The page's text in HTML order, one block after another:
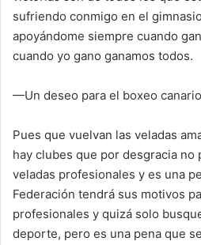
sufriendo conmigo en el
apoyándome siempre cuando
cuando yo gano ganamos todos.
—Un deseo para el boxeo
Pues que vuelvan las veladas
hay clubes que por desgracia
veladas profesionales y es una
Federación tendrá sus motivos
profesionales y quizá solo
deporte, pero es una pena que